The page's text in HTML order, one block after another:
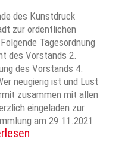
des Kunstdruck
zur ordentlichen
Tagesordnung
des Vorstands 2.
des Vorstands 4.
neugierig ist und Lust
zusammen mit allen
eingeladen zur
am 29.11.2021